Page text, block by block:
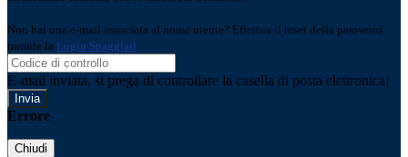
Non hai una e-mail associata al nome utente? Effettua il reset della password
tramite la Login Spaggiari
E-mail inviata, si prega di controllare la casella di posta elettronica!
Errore
Chiudi